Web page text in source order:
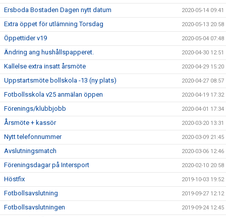
Ersboda Bostaden Dagen nytt datum 2020-05-14 09:41
Extra öppet för utlämning Torsdag 2020-05-13 20:58
Öppettider v19 2020-05-04 07:48
Ändring ang hushållspapperet. 2020-04-30 12:51
Kallelse extra insatt årsmöte 2020-04-29 15:20
Uppstartsmöte bollskola -13 (ny plats) 2020-04-27 08:57
Fotbollsskola v25 anmälan öppen 2020-04-19 17:32
Förenings/klubbjobb 2020-04-01 17:34
Årsmöte + kassör 2020-03-20 13:31
Nytt telefonnummer 2020-03-09 21:45
Avslutningsmatch 2020-03-06 12:46
Föreningsdagar på Intersport 2020-02-10 20:58
Höstfix 2019-10-03 19:52
Fotbollsavslutning 2019-09-27 12:12
Fotbollsavslutningen 2019-09-24 12:45